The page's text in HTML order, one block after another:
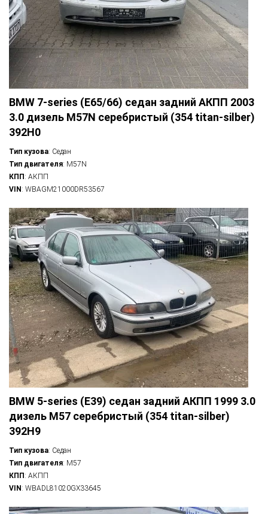
BMW 7-series (E65/66) седан задний АКПП 2003
3.0 дизель M57N серебристый (354 titan-silber)
392H0
Тип кузова: Седан
Тип двигателя: M57N
КПП: АКПП
VIN: WBAGM21000DR53567
BMW 5-series (E39) седан задний АКПП 1999 3.0
дизель M57 серебристый (354 titan-silber)
392H9
Тип кузова: Седан
Тип двигателя: M57
КПП: АКПП
VIN: WBADL81020GX33645